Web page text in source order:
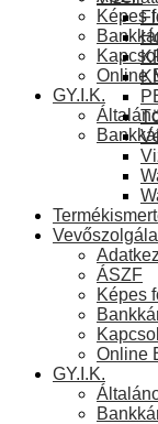
Képes
Online
GY.I.K.
ÁSZF
Képes
Online
GY.I.K.